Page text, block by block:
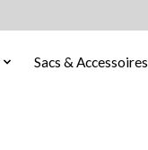
Sacs & Accessoires